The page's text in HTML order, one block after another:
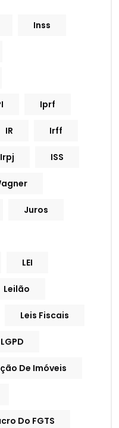
Inss
Iprf
IR Irff
Irpj ISS
Juros
LEI
Leilão
Leis Fiscais
LGPD
De Imóveis
Do FGTS